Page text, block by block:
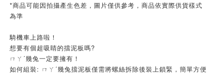
*商品可能因拍攝產生色差，圖片僅供參考，商品依實際供貨樣式
為準
騎機車上路啦！
想要有個超吸睛的擋泥板嗎?
ㄇㄚˊ幾兔一定要擁有！
如何組裝: ㄇㄚˊ幾兔擋泥板僅需將螺絲拆除後裝上鎖緊，簡單方便